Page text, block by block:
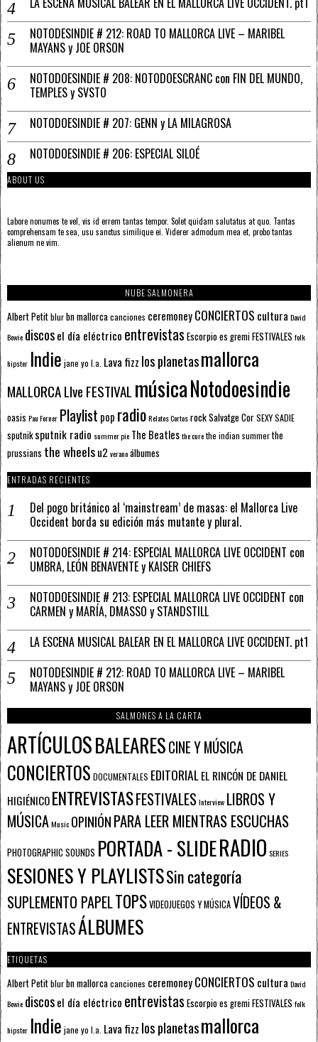
NOTODESINDIE # 212: ROAD TO MALLORCA LIVE – MARIBEL
MAYANS y JOE ORSON
NOTODOESINDIE # 208: NOTODOESCRANC con FIN DEL MUNDO,
TEMPLES y SVSTO
NOTODOESINDIE # 207: GENN y LA MILAGROSA
NOTODOESINDIE # 206: ESPECIAL SILOÉ
ABOUT US
Labore nonumes te vel, vis id errem tantas tempor. Solet quidam salutatus at quo. Tantas
comprehensam te sea, usu sanctus similique ei. Viderer admodum mea et, probo tantas
alienum ne vim.
NUBE SALMONERA
Albert Petitblurbn mallorcacanciones ceremoneyCONCIERTOS cultura David
Bowie discosel día eléctrico entrevistas Escorpioes gremiFESTIVALES folk
hipster Indie jane yo l.a. Lava fizz los planetasmallorca
MALLORCA LIve FESTIVAL músicaNotodoesindie
oasis Pau Forner Playlist pop radioRelatos CortosrockSalvatge CorSEXY SADIE
sputnik sputnik radio summer pie The Beatlesthe curethe indian summerthe
prussians the wheelsu2 veranoálbumes
ENTRADAS RECIENTES
Del pogo británico al ‘mainstream’ de masas: el Mallorca Live
Occident borda su edición más mutante y plural.
NOTODOESINDIE # 214: ESPECIAL MALLORCA LIVE OCCIDENT con
UMBRA, LEÓN BENAVENTE y KAISER CHIEFS
NOTODOESINDIE # 213: ESPECIAL MALLORCA LIVE OCCIDENT con
CARMEN y MARÍA, DMASSO y STANDSTILL
LA ESCENA MUSICAL BALEAR EN EL MALLORCA LIVE OCCIDENT. pt1
NOTODESINDIE # 212: ROAD TO MALLORCA LIVE – MARIBEL
MAYANS y JOE ORSON
SALMONES A LA CARTA
ARTÍCULOSBALEARESCINE Y MÚSICA
CONCIERTOS DOCUMENTALES EDITORIALEL RINCÓN DE DANIEL
HIGIÉNICOENTREVISTASFESTIVALESInterview LIBROS Y
MÚSICAMusic OPINIÓNPARA LEER MIENTRAS ESCUCHAS
PHOTOGRAPHIC SOUNDS PORTADA - SLIDERADIO SERIES
SESIONES Y PLAYLISTSSin categoría
SUPLEMENTO PAPELTOPSVIDEOJUEGOS Y MÚSICAVÍDEOS &
ENTREVISTASÁLBUMES
ETIQUETAS
Albert Petitblurbn mallorcacanciones ceremoneyCONCIERTOS cultura David
Bowie discosel día eléctrico entrevistas Escorpioes gremiFESTIVALES folk
hipster Indie jane yo l.a. Lava fizz los planetasmallorca